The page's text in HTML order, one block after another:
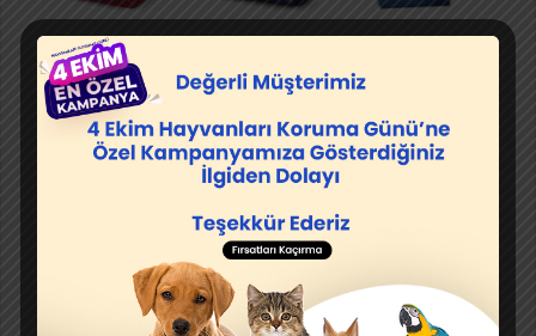
Kedi
Mamaları
Mamaları
Köpek